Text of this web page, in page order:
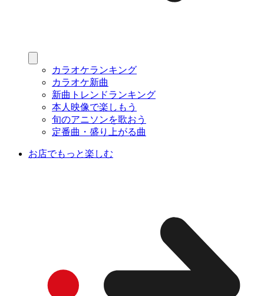
カラオケランキング
カラオケ新曲
新曲トレンドランキング
本人映像で楽しもう
旬のアニソンを歌おう
定番曲・盛り上がる曲
お店でもっと楽しむ